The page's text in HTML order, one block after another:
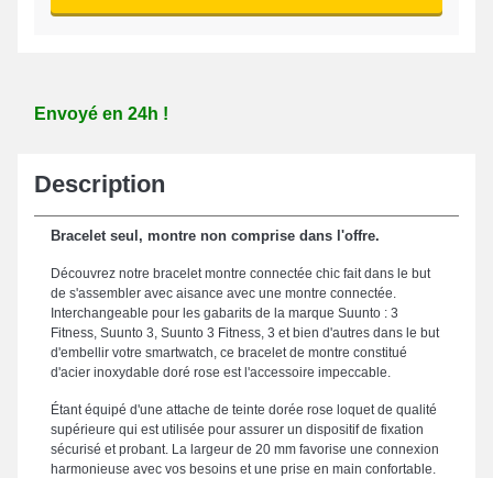
Envoyé en 24h !
Description
Bracelet seul, montre non comprise dans l'offre.
Découvrez notre bracelet montre connectée chic fait dans le but
de s'assembler avec aisance avec une montre connectée.
Interchangeable pour les gabarits de la marque Suunto : 3
Fitness, Suunto 3, Suunto 3 Fitness, 3 et bien d'autres dans le but
d'embellir votre smartwatch, ce bracelet de montre constitué
d'acier inoxydable doré rose est l'accessoire impeccable.
Étant équipé d'une attache de teinte dorée rose loquet de qualité
supérieure qui est utilisée pour assurer un dispositif de fixation
sécurisé et probant. La largeur de 20 mm favorise une connexion
harmonieuse avec vos besoins et une prise en main confortable.